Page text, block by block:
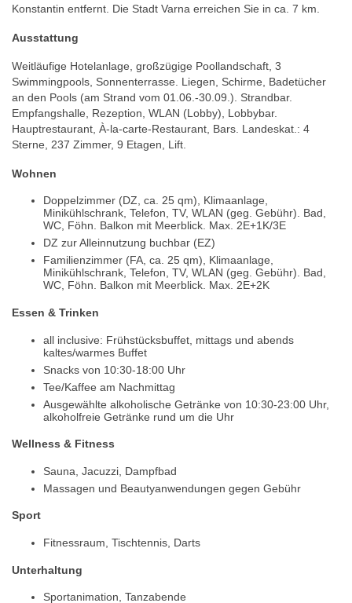
Konstantin entfernt. Die Stadt Varna erreichen Sie in ca. 7 km.
Ausstattung
Weitläufige Hotelanlage, großzügige Poollandschaft, 3
Swimmingpools, Sonnenterrasse. Liegen, Schirme, Badetücher
an den Pools (am Strand vom 01.06.-30.09.). Strandbar.
Empfangshalle, Rezeption, WLAN (Lobby), Lobbybar.
Hauptrestaurant, À-la-carte-Restaurant, Bars. Landeskat.: 4
Sterne, 237 Zimmer, 9 Etagen, Lift.
Wohnen
Doppelzimmer (DZ, ca. 25 qm), Klimaanlage,
Minikühlschrank, Telefon, TV, WLAN (geg. Gebühr). Bad,
WC, Föhn. Balkon mit Meerblick. Max. 2E+1K/3E
DZ zur Alleinnutzung buchbar (EZ)
Familienzimmer (FA, ca. 25 qm), Klimaanlage,
Minikühlschrank, Telefon, TV, WLAN (geg. Gebühr). Bad,
WC, Föhn. Balkon mit Meerblick. Max. 2E+2K
Essen & Trinken
all inclusive: Frühstücksbuffet, mittags und abends
kaltes/warmes Buffet
Snacks von 10:30-18:00 Uhr
Tee/Kaffee am Nachmittag
Ausgewählte alkoholische Getränke von 10:30-23:00 Uhr,
alkoholfreie Getränke rund um die Uhr
Wellness & Fitness
Sauna, Jacuzzi, Dampfbad
Massagen und Beautyanwendungen gegen Gebühr
Sport
Fitnessraum, Tischtennis, Darts
Unterhaltung
Sportanimation, Tanzabende